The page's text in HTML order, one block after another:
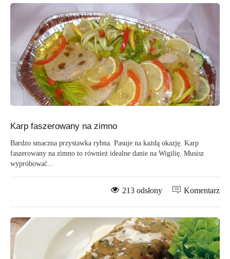
Karp faszerowany na zimno
Bardzo smaczna przystawka rybna. Pasuje na każdą okazję. Karp
faszerowany na zimno to również idealne danie na Wigilię. Musisz
wypróbować...
Komentarz
213 odsłony